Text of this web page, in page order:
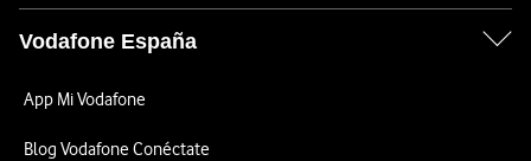
Vodafone España
App Mi Vodafone
Blog Vodafone Conéctate